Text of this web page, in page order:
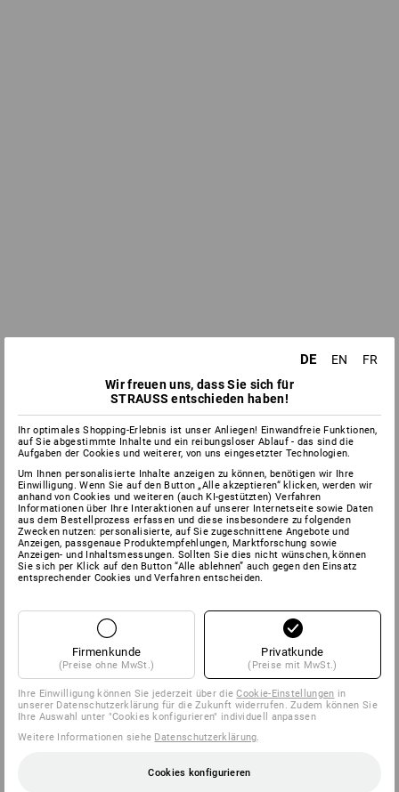
DE EN
FR
Wir freuen uns, dass Sie sich für
STRAUSS entschieden haben!
Ihr optimales Shopping-Erlebnis ist unser Anliegen! Einwandfreie Funktionen,
auf Sie abgestimmte Inhalte und ein reibungsloser Ablauf - das sind die
Aufgaben der Cookies und weiterer, von uns eingesetzter Technologien.
Um Ihnen personalisierte Inhalte anzeigen zu können, benötigen wir Ihre
Einwilligung. Wenn Sie auf den Button „Alle akzeptieren“ klicken, werden wir
anhand von Cookies und weiteren (auch KI-gestützten) Verfahren
Informationen über Ihre Interaktionen auf unserer Internetseite sowie Daten
aus dem Bestellprozess erfassen und diese insbesondere zu folgenden
Zwecken nutzen: personalisierte, auf Sie zugeschnittene Angebote und
Anzeigen, passgenaue Produktempfehlungen, Marktforschung sowie
Anzeigen- und Inhaltsmessungen. Sollten Sie dies nicht wünschen, können
Sie sich per Klick auf den Button “Alle ablehnen” auch gegen den Einsatz
entsprechender Cookies und Verfahren entscheiden.
Firmenkunde
(Preise ohne MwSt.)
Privatkunde
(Preise mit MwSt.)
Ihre Einwilligung können Sie jederzeit über dieCookie-Einstellungen in
unserer Datenschutzerklärung für die Zukunft widerrufen. Zudem können Sie
Ihre Auswahl unter "Cookies konfigurieren" individuell anpassen
Weitere Informationen siehe Datenschutzerklärung.
Cookies konfigurieren